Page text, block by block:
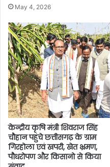
May 4, 2026
केन्द्रीय कृषि मंत्री शिवराज सिंह
चौहान पहुंचे छत्तीसगढ़ के ग्राम
गिरहोला एवं खपरी, खेत भ्रमण,
पौधरोपण और किसानो से किया